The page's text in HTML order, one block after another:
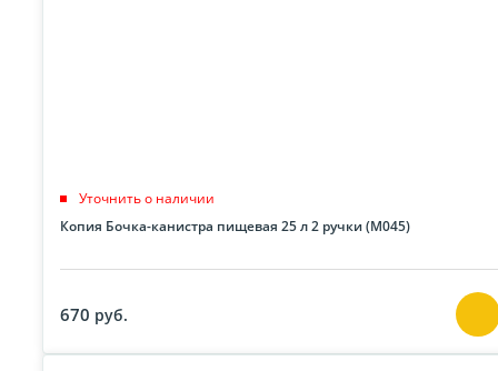
Уточнить о наличии
Копия Бочка-канистра пищевая 25 л 2 ручки (М045)
670 руб.